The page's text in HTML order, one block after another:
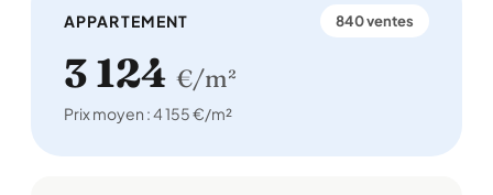
APPARTEMENT 840 ventes
3 124 €/m²
Prix moyen : 4 155 €/m²